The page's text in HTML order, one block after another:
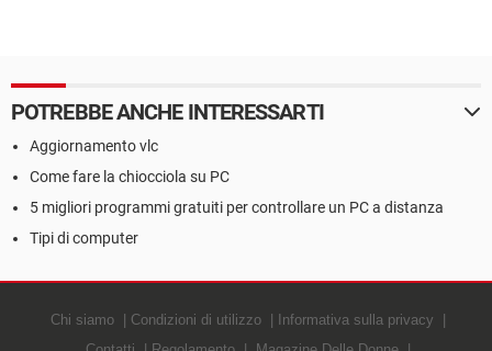
POTREBBE ANCHE INTERESSARTI
Aggiornamento vlc
Come fare la chiocciola su PC
5 migliori programmi gratuiti per controllare un PC a distanza
Tipi di computer
Chi siamo Condizioni di utilizzo
Informativa sulla privacy